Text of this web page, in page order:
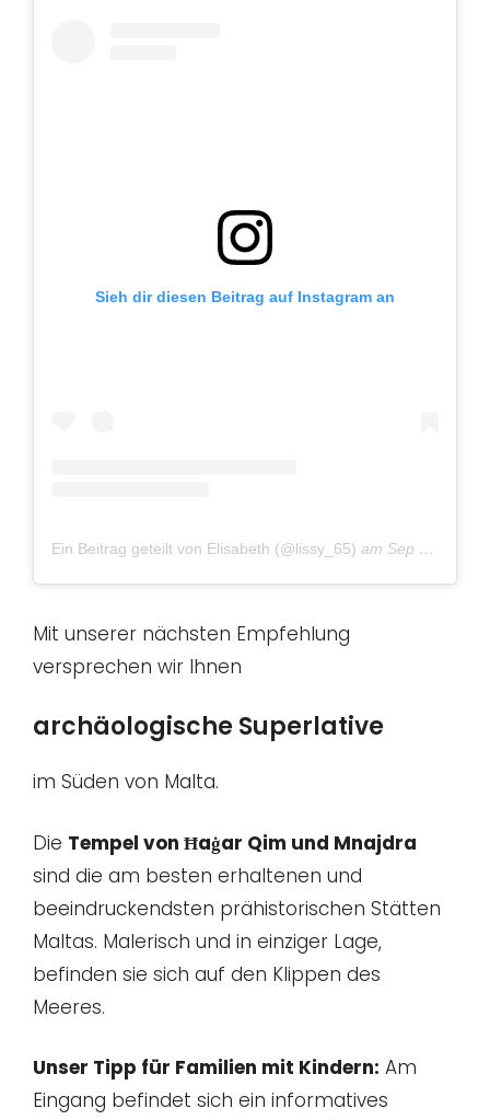
Sieh dir diesen Beitrag auf Instagram an
Ein Beitrag geteilt von Elisabeth (@lissy_65) am Sep 26, 2017 um 11:16 PDT
Mit unserer nächsten Empfehlung
versprechen wir Ihnen
archäologische Superlative
im Süden von Malta.
Die Tempel von Ħaġar Qim und Mnajdra
sind die am besten erhaltenen und
beeindruckendsten prähistorischen Stätten
Maltas. Malerisch und in einziger Lage,
befinden sie sich auf den Klippen des
Meeres.
Unser Tipp für Familien mit Kindern: Am
Eingang befindet sich ein informatives